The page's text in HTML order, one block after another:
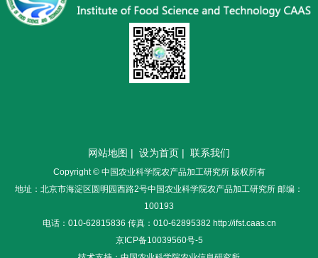
网站地图 | 设为首页 | 联系我们
Copyright © 中国农业科学院农产品加工研究所 版权所有
地址：北京市海淀区圆明园西路2号中国农业科学院农产品加工研究所 邮编：
100193
电话：010-62815836 传真：010-62895382 http://ifst.caas.cn
京ICP备10039560号-5